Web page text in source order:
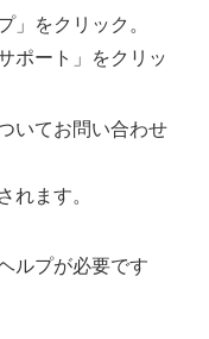
」をクリック。
ポート」をクリッ
いてお問い合わせ
れます。
ルプが必要です